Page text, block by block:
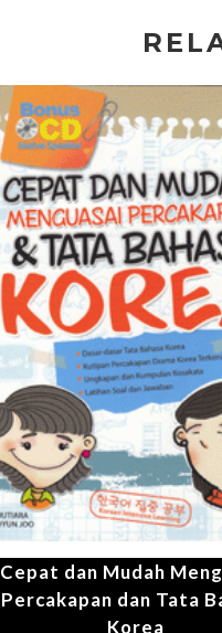
Cepat dan Mudah
Percakapan dan Tata
Korea